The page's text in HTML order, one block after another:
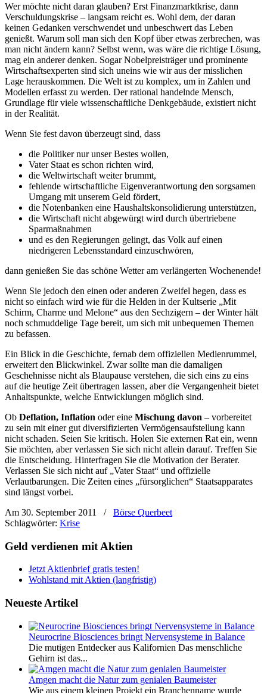
Wer möchte nicht daran glauben? Erst Finanzmarktkrise, dann
Verschuldungskrise – langsam reicht es. Wohl dem, der daran
keinen Gedanken verschwendet und unbeschwert das Leben
genießt. Warum soll man sich den Kopf über etwas zerbrechen, was
man nicht ändern kann? Selbst wenn, was wäre die richtige Lösung,
mag ein anderer denken. Sogar Nobelpreisträger und prominente
Wirtschaftsexperten sind sich uneins wie wir aus der misslichen
Lage herauskommen. Die Welt ist zu komplex, um in Zahlen und
Modellen erfasst zu werden. Der rational handelnde Mensch,
Grundlage für viele wissenschaftliche Denkgebäude, existiert nicht
in der Realität.
Wenn Sie fest davon überzeugt sind, dass
die Politiker nur unser Bestes wollen,
Vater Staat es schon richten wird,
die Weltwirtschaft weiter brummt,
fehlende wirtschaftliche Eigenverantwortung den sorgsamen
Umgang mit unserem Geld fördert,
die Notenbanken eine Haushaltskonsolidierung unterstützen,
die Wirtschaft nicht abgewürgt wird durch übertriebene
Sparmaßnahmen
und es den Regierungen gelingt, das Volk auf einen
niedrigeren Lebensstandard einzuschwören,
dann genießen Sie das schöne Wetter am verlängerten Wochenende!
Wenn Sie jedoch den einen oder anderen Zweifel hegen, dass es
nicht so einfach wird wie für die Helden in der Kultserie „Mit
Schirm, Charme und Melone“ aus den Sechzigern – der Winter hält
noch schmuddelige Tage bereit, um sich mit unbequemen Themen
zu befassen.
Ein Blick in die Geschichte, fernab dem offiziellen Medienrummel,
erweitert den Blickwinkel. Zwar sollte man die damaligen
Geschehnisse nicht als Blaupause verstehen, die sich eins zu eins
auf die heutige Zeit übertragen lassen, aber die Vergangenheit bietet
Anhaltspunkte, welche Entwicklungen möglich sind.
Ob Deflation, Inflation oder eine Mischung davon – vorbereitet
zu sein mit einer gut diversifizierten Vermögensaufstellung kann
nicht schaden. Seien Sie kritisch. Holen Sie externen Rat ein, wenn
Sie möchten, aber verlassen Sie sich nicht allein darauf. Treffen Sie
die Entscheidung. Hinterfragen Sie die Motivation der Berater.
Verlassen Sie sich nicht auf „Vater Staat“ und offizielle
Verlautbarungen. Die Zeiten eines „fürsorglichen“ Staatsapparates
sind längst vorbei.
Am 30. September 2011
/
Börse Querbeet
Schlagwörter: Krise
Geld verdienen mit Aktien
Jetzt Aktienbrief gratis testen!
Wohlstand mit Aktien (langfristig)
Neueste Artikel
Neurocrine Biosciences bringt Nervensysteme in Balance
Die mutigen Entdecker aus Kalifornien Das menschliche
Gehirn ist das...
Amgen macht die Natur zum genialen Baumeister
Wie aus einem kleinen Projekt ein Branchenname wurde